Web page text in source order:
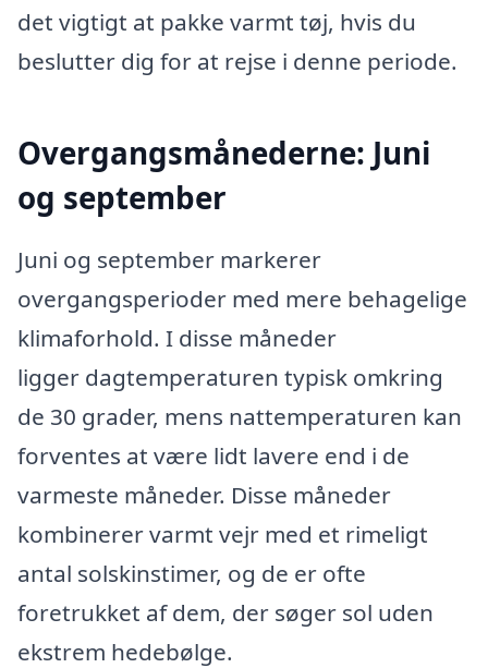
det vigtigt at pakke varmt tøj, hvis du
beslutter dig for at rejse i denne periode.
Overgangsmånederne: Juni
og september
Juni og september markerer
overgangsperioder med mere behagelige
klimaforhold. I disse måneder
ligger dagtemperaturen typisk omkring
de 30 grader, mens nattemperaturen kan
forventes at være lidt lavere end i de
varmeste måneder. Disse måneder
kombinerer varmt vejr med et rimeligt
antal solskinstimer, og de er ofte
foretrukket af dem, der søger sol uden
ekstrem hedebølge.